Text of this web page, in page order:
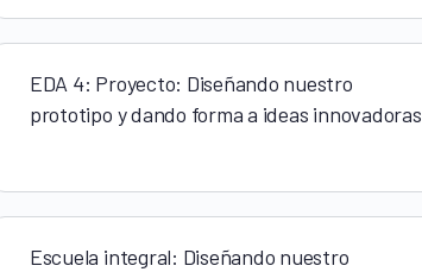
EDA 4: Proyecto: Diseñando nuestro
prototipo y dando forma a ideas innovadoras
Escuela integral: Diseñando nuestro